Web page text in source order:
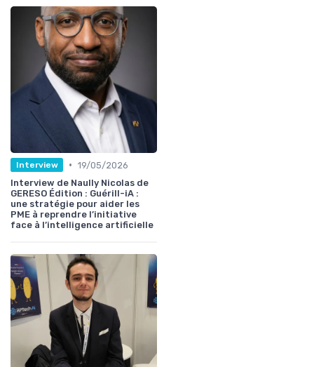
Interview • 19/05/2026
Interview de Naully Nicolas de
GERESO Édition : Guérill-iA :
une stratégie pour aider les
PME à reprendre l’initiative
face à l’intelligence artificielle